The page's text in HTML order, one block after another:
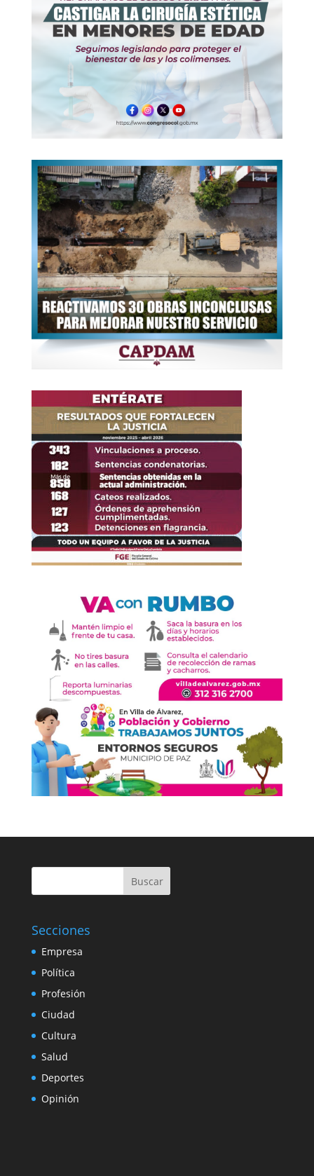
Buscar
Secciones
Empresa
Política
Profesión
Ciudad
Cultura
Salud
Deportes
Opinión